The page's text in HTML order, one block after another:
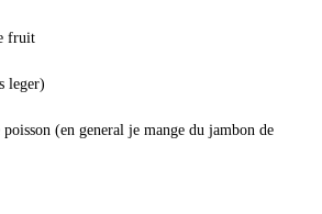
fruit
leger)
(en general je mange du jambon de